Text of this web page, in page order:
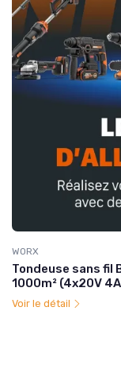
WORX
Tondeuse sans fil
1000m² (4x20V
Voir le détail